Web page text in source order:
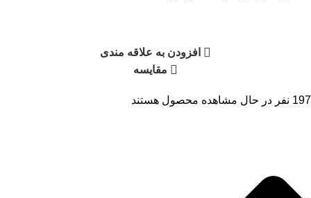
افزودن به علاقه مندی
مقایسه
197 نفر در حال مشاهده محصول هستند